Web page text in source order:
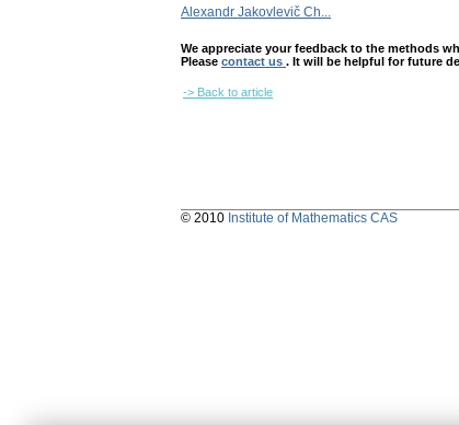
Alexandr Jakovlevič Ch...
We appreciate your feedback to the methods
Please contact us . It will be helpful for future
-> Back to article
© 2010 Institute of Mathematics CAS